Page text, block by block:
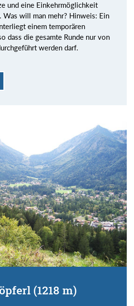
und eine Einkehrmöglichkeit
Was will man mehr? Hinweis: Ein
einem temporären
dass die gesamte Runde nur von
werden darf.
(1218 m)